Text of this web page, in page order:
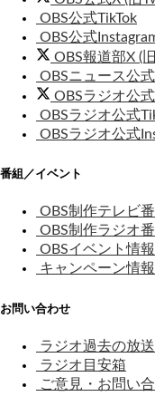
OBS公式TikTok
OBS公式
OBS報道部X (
OBSニュース公
OBSラジオ公
OBSラジオ公式
OBSラジオ公式
番組／イベント
OBS制作テレビ
OBS制作ラジオ
OBSイベント情報
キャンペーン情報
お問い合わせ
ラジオ過去の放
ラジオ目安箱
ご意見・お問い